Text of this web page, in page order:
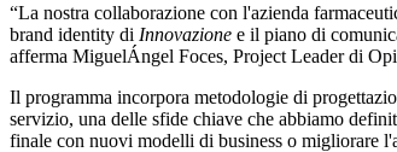
“La nostra collaborazione con l'azienda
brand identity di Innovazione e il piano di
afferma MiguelÁngel Foces, Project Leader di
Il programma incorpora metodologie di
servizio, una delle sfide chiave che abbiamo
finale con nuovi modelli di business o migliorare